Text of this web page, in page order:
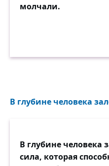
молчали.
В глубине человека
В глубине человека
сила, которая